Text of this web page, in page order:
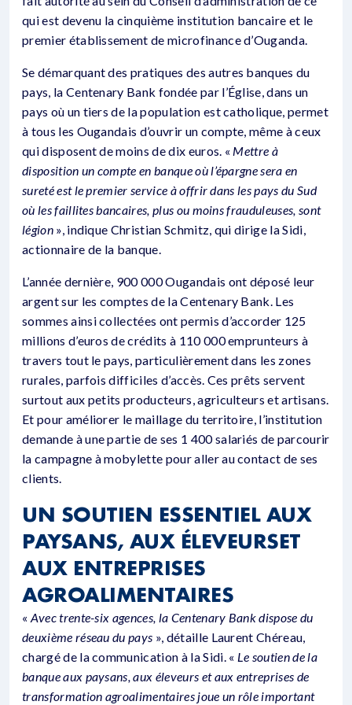
qui est devenu la cinquième institution bancaire et le
premier établissement de microfinance d’Ouganda.
Se démarquant des pratiques des autres banques du
pays, la Centenary Bank fondée par l’Église, dans un
pays où un tiers de la population est catholique, permet
à tous les Ougandais d’ouvrir un compte, même à ceux
qui disposent de moins de dix euros. « Mettre à
disposition un compte en banque où l’épargne sera en
sureté est le premier service à offrir dans les pays du Sud
où les faillites bancaires, plus ou moins frauduleuses, sont
légion», indique Christian Schmitz, qui dirige la Sidi,
actionnaire de la banque.
L’année dernière, 900 000 Ougandais ont déposé leur
argent sur les comptes de la Centenary Bank. Les
sommes ainsi collectées ont permis d’accorder 125
millions d’euros de crédits à 110 000 emprunteurs à
travers tout le pays, particulièrement dans les zones
rurales, parfois difficiles d’accès. Ces prêts servent
surtout aux petits producteurs, agriculteurs et artisans.
Et pour améliorer le maillage du territoire, l’institution
demande à une partie de ses 1 400 salariés de parcourir
la campagne à mobylette pour aller au contact de ses
clients.
UN SOUTIEN ESSENTIEL AUX
PAYSANS, AUX ÉLEVEURSET
AUX ENTREPRISES
AGROALIMENTAIRES
« Avec trente-six agences, la Centenary Bank dispose du
deuxième réseau du pays », détaille Laurent Chéreau,
chargé de la communication à la Sidi. « Le soutien de la
banque aux paysans, aux éleveurs et aux entreprises de
transformation agroalimentaires joue un rôle important